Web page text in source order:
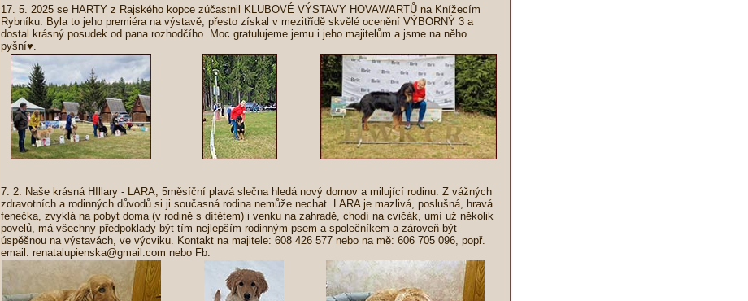
17. 5. 2025 se HARTY z Rajského kopce zúčastnil KLUBOVÉ VÝSTAVY HOVAWARTŮ na Knížecím
Rybníku. Byla to jeho premiéra na výstavě, přesto získal v mezitřídě skvělé ocenění VÝBORNÝ 3 a
dostal krásný posudek od pana rozhodčího. Moc gratulujeme jemu i jeho majitelům a jsme na něho
pyšní♥.
7. 2. Naše krásná HIllary - LARA, 5měsíční plavá slečna hledá nový domov a milující rodinu. Z vážných
zdravotních a rodinných důvodů si ji současná rodina nemůže nechat. LARA je mazlivá, poslušná, hravá
fenečka, zvyklá na pobyt doma (v rodině s dítětem) i venku na zahradě, chodí na cvičák, umí už několik
povelů, má všechny předpoklady být tím nejlepším rodinným psem a společníkem a zároveň být
úspěšnou na výstavách, ve výcviku. Kontakt na majitele: 608 426 577 nebo na mě: 606 705 096, popř.
email: renatalupienska@gmail.com nebo Fb.